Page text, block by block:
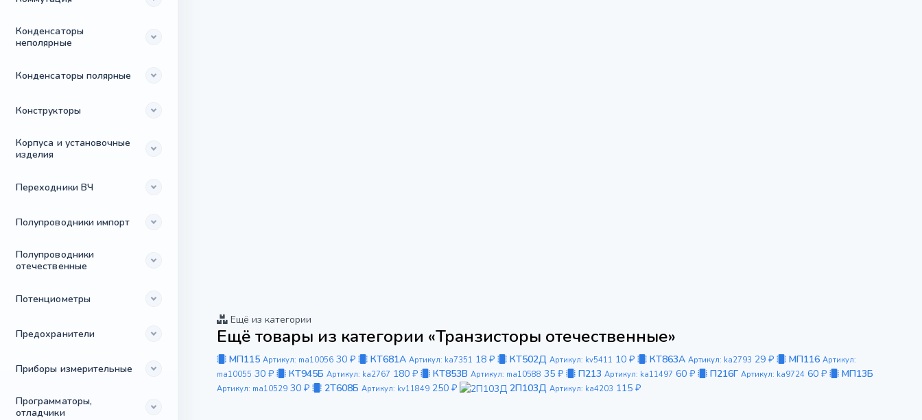
Конденсаторы
неполярные
Конденсаторы полярные
Конструкторы
Корпуса и установочные
изделия
Переходники ВЧ
Полупроводники импорт
Полупроводники
отечественные
Потенциометры
Предохранители
Приборы измерительные
Программаторы,
отладчики
Ещё из категории
Ещё товары из категории «Транзисторы отечественные»
МП115 Артикул: ma10056 30 ₽ КТ681А Артикул: ka7351 18 ₽ КТ502Д Артикул: kv5411 10 ₽ КТ863А Артикул: ka2793 29 ₽ МП116 Артикул:
ma10055 30 ₽ КТ945Б Артикул: ka2767 180 ₽ КТ853В Артикул: ma10588 35 ₽ П213 Артикул: ka11497 60 ₽ П216Г Артикул: ka9724 60 ₽ МП13Б
Артикул: ma10529 30 ₽ 2Т608Б Артикул: kv11849 250 ₽ 2П103Д Артикул: ka4203 115 ₽